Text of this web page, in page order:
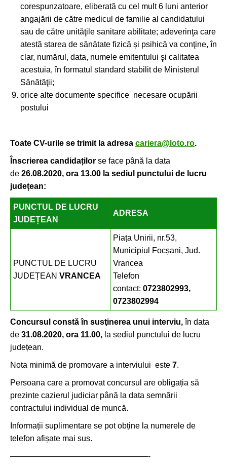
corespunzatoare, eliberată cu cel mult 6 luni anterior
angajării de către medicul de familie al candidatului
sau de către unităţile sanitare abilitate; adeverinţa care
atestă starea de sănătate fizică și psihică va conţine, în
clar, numărul, data, numele emitentului şi calitatea
acestuia, în formatul standard stabilit de Ministerul
Sănătăţii;
orice alte documente specifice necesare ocupării
postului
Toate CV-urile se trimit la adresa cariera@loto.ro.
Înscrierea candidaților se face până la data
de 26.08.2020, ora 13.00 la sediul punctului de lucru
județean:
PUNCTUL DE LUCRU
JUDEȚEAN
ADRESA
PUNCTUL DE LUCRU
JUDEȚEAN VRANCEA
Piața Unirii, nr.53,
Municipiul Focșani, Jud.
Vrancea
Telefon
contact: 0723802993,
0723802994
Concursul constă în susţinerea unui interviu,în data
de 31.08.2020, ora 11.00, la sediul punctului de lucru
județean.
Nota minimă de promovare a interviului este 7.
Persoana care a promovat concursul are obligația să
prezinte cazierul judiciar până la data semnării
contractului individual de muncă.
Informații suplimentare se pot obține la numerele de
telefon afișate mai sus.
—————————————————-